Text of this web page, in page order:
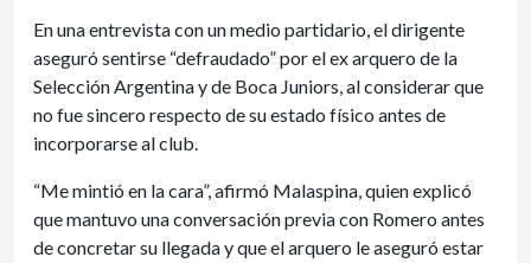
En una entrevista con un medio partidario, el dirigente
aseguró sentirse “defraudado” por el ex arquero de la
Selección Argentina y de Boca Juniors, al considerar que
no fue sincero respecto de su estado físico antes de
incorporarse al club.
“Me mintió en la cara”, afirmó Malaspina, quien explicó
que mantuvo una conversación previa con Romero antes
de concretar su llegada y que el arquero le aseguró estar